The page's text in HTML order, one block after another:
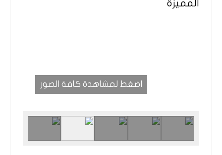
اضغط لمشاهدة كافة الصور